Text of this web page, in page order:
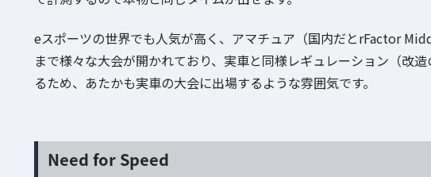
eスポーツの世界でも人気が高く、アマチュア（国内だとrFactor
まで様々な大会が開かれており、実車と同様レギュレーション（改
るため、あたかも実車の大会に出場するような雰囲気です。
Need for Speed